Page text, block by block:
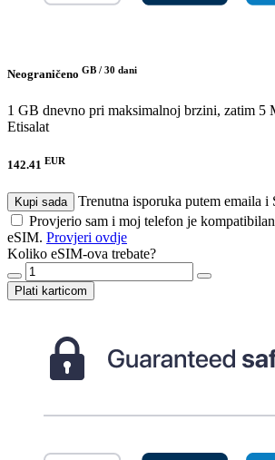
Neograničeno GB / 30 dani
1 GB dnevno pri maksimalnoj brzini, zatim 5
Etisalat
142.41 EUR
Kupi sada
Trenutna isporuka putem emaila i
Provjerio sam i moj telefon je
eSIM. Provjeri ovdje
Koliko eSIM-ova trebate?
Plati karticom